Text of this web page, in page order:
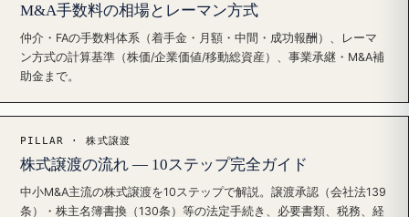
M&A手数料の相場とレーマン方式
仲介・FAの手数料体系（着手金・月額・中間・成功報酬）、レーマ
ン方式の計算基準（株価/企業価値/移動総資産）、事業承継・M&A補
助金まで。
PILLAR · 株式譲渡
株式譲渡の流れ — 10ステップ完全ガイド
中小M&A主流の株式譲渡を10ステップで解説。譲渡承認（会社法139
条）・株主名簿書換（130条）等の法定手続き、必要書類、税務、経